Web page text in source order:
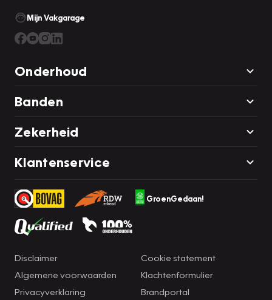
Mijn Vakgarage
Onderhoud
Banden
Zekerheid
Klantenservice
GroenGedaan!
Disclaimer
Algemene voorwaarden
Privacyverklaring
Cookie statement
Klachtenformulier
Brandportal